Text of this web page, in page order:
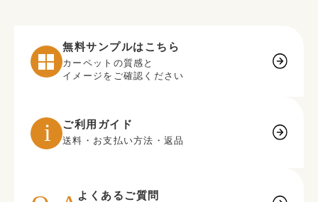
無料サンプルはこちら
カーペットの質感と
イメージをご確認ください
ご利用ガイド
送料・お支払い方法・返品
よくあるご質問